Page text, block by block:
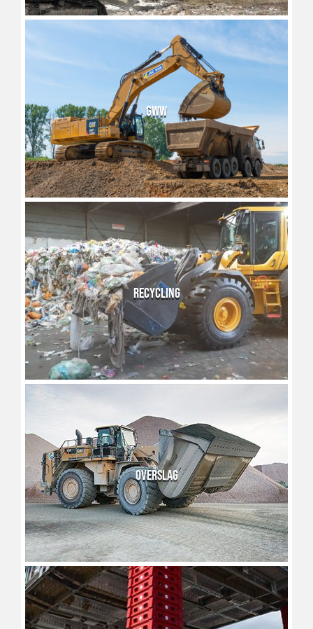
GWW
RECYCLING
OVERSLAG